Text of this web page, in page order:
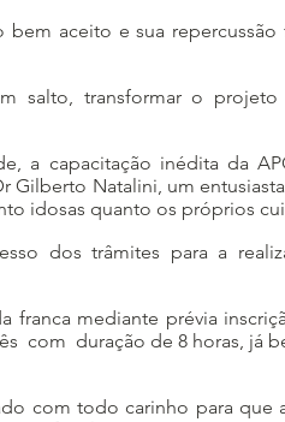
aceito e sua
salto, transformar o
a capacitação inédita da
Gilberto Natalini, um
idosas quanto os próprios
dos trâmites para a
franca mediante prévia
com duração de 8 horas, já
com todo carinho para que